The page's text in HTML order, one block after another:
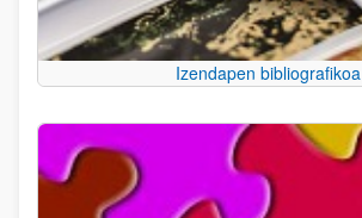
Izendapen bibliografikoa